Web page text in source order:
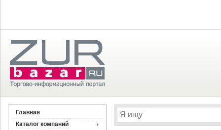
Главная
Каталог компаний